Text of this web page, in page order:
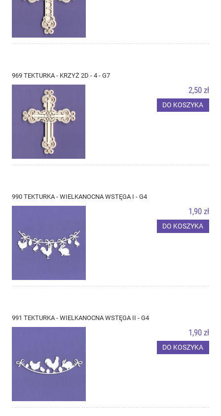
969 TEKTURKA - KRZYŻ 2D - 4 - G7
2,50 zł
DO KOSZYKA
990 TEKTURKA - WIELKANOCNA WSTĘGA I - G4
1,90 zł
DO KOSZYKA
991 TEKTURKA - WIELKANOCNA WSTĘGA II - G4
1,90 zł
DO KOSZYKA